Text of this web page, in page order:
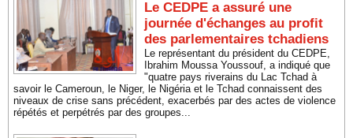
Le CEDPE a assuré une
journée d'échanges au profit
des parlementaires tchadiens
Le représentant du président du CEDPE,
Ibrahim Moussa Youssouf, a indiqué que
"quatre pays riverains du Lac Tchad à
savoir le Cameroun, le Niger, le Nigéria et le Tchad connaissent des
niveaux de crise sans précédent, exacerbés par des actes de violence
répétés et perpétrés par des groupes...